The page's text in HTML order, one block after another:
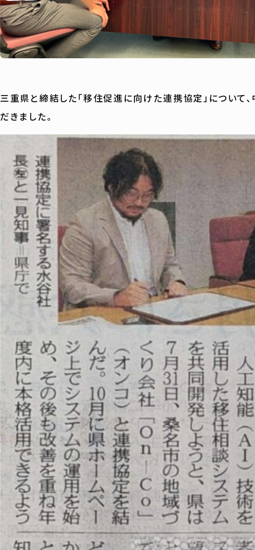
三重県と締結した「移住促進に向けた連携協定」について
だきました。